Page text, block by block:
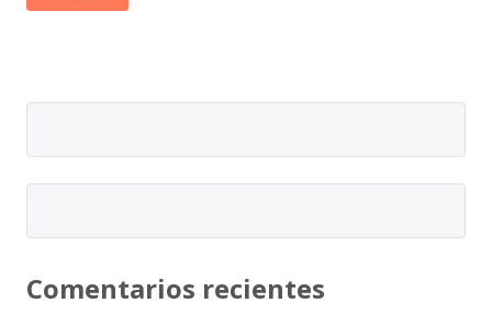
Comentarios recientes